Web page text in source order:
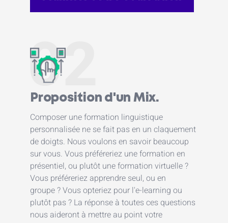
02
Proposition d'un Mix.
Composer une formation linguistique
personnalisée ne se fait pas en un claquement
de doigts. Nous voulons en savoir beaucoup
sur vous. Vous préféreriez une formation en
présentiel, ou plutôt une formation virtuelle ?
Vous préféreriez apprendre seul, ou en
groupe ? Vous opteriez pour l'e-learning ou
plutôt pas ? La réponse à toutes ces questions
nous aideront à mettre au point votre